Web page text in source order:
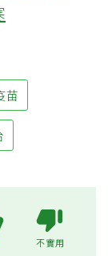
苗
不實用